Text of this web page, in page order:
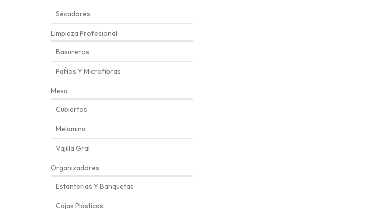
Secadores
Limpieza Profesional
Basureros
PaÑos Y Microfibras
Mesa
Cubiertos
Melamina
Vajilla Gral
Organizadores
Estanterias Y Banquetas
Cajas Plásticas